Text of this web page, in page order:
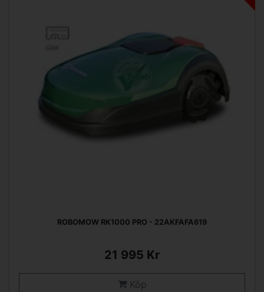
ROBOMOW RK1000 PRO - 22AKFAFA619
21 995 Kr
Köp